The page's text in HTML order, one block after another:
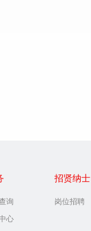
询
心
招贤纳士
岗位招聘